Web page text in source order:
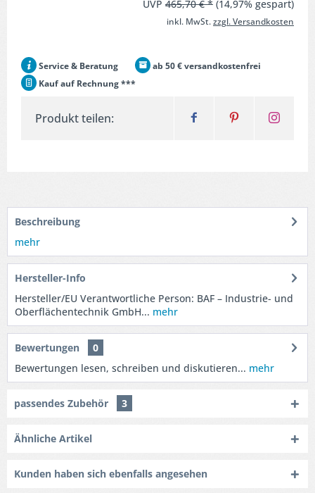
UVP 465,70 € * (14,97% gespart)
inkl. MwSt.zzgl. Versandkosten
Service & Beratung
ab 50 € versandkostenfrei
Kauf auf Rechnung ***
Produkt teilen:
Beschreibung
mehr
Hersteller-Info
Hersteller/EU Verantwortliche Person: BAF – Industrie- und
Oberflächentechnik GmbH... mehr
Bewertungen
0
Bewertungen lesen, schreiben und diskutieren... mehr
passendes Zubehör 3
Ähnliche Artikel
Kunden haben sich ebenfalls angesehen